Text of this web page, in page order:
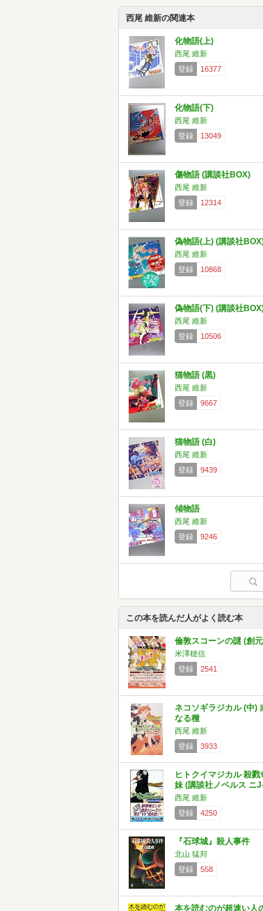
西尾 維新の関連本
化物語(上)
西尾 維新
登録
16377
化物語(下)
西尾 維新
登録
13049
傷物語 (講談社BOX)
西尾 維新
登録
12314
偽物語(上) (講談社
西尾 維新
登録
10868
偽物語(下) (講談社
西尾 維新
登録
10506
猫物語 (黒)
西尾 維新
登録
9667
猫物語 (白)
西尾 維新
登録
9439
傾物語
西尾 維新
登録
9246
この本を読んだ人がよく読む本
倫敦スコーンの謎 (創
米澤穂信
登録
2541
ネコソギラジカル (中)
なる種
西尾 維新
登録
3933
ヒトクイマジカル 殺
妹 (講談社ノベルス ニ
西尾 維新
登録
4250
『石球城』殺人事件
北山 猛邦
登録
558
本を読むのが超速い人